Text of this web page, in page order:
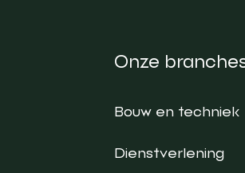
Onze
Bouw en techniek
Dienstverlening